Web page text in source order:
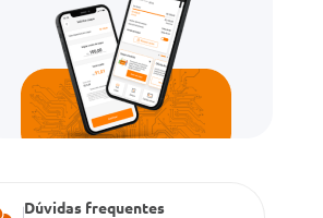
Dúvidas frequentes